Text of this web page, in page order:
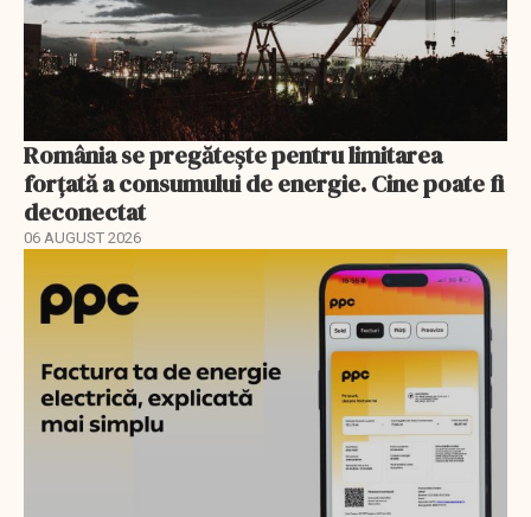
România se pregătește pentru limitarea
forțată a consumului de energie. Cine poate fi
deconectat
06 AUGUST 2026